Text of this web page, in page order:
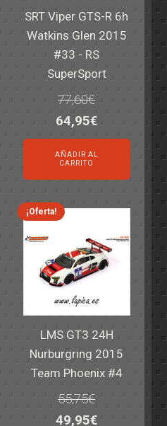
SRT Viper GTS-R 6h
Watkins Glen 2015
#33 - RS
SuperSport
77,60€
El
precio
original
era:
77,60€.
64,95€El
precio
actual
es:
64,95€.
AÑADIR AL
CARRITO
¡Oferta!
LMS GT3 24H
Nurburgring 2015
Team Phoenix #4
55,75€
El
49,95€El